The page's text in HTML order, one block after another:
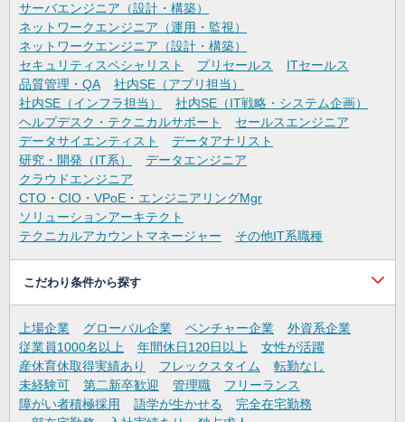
サーバエンジニア（設計・構築）
ネットワークエンジニア（運用・監視）
ネットワークエンジニア（設計・構築）
セキュリティスペシャリスト
プリセールス
ITセールス
品質管理・QA
社内SE（アプリ担当）
社内SE（インフラ担当）
社内SE（IT戦略・システム企画）
ヘルプデスク・テクニカルサポート
セールスエンジニア
データサイエンティスト
データアナリスト
研究・開発（IT系）
データエンジニア
クラウドエンジニア
CTO・CIO・VPoE・エンジニアリングMgr
ソリューションアーキテクト
テクニカルアカウントマネージャー
その他IT系職種
こだわり条件から探す
上場企業 グローバル企業 ベンチャー企業
外資系企業
従業員1000名以上
年間休日120日以上
女性が活躍
産休育休取得実績あり
フレックスタイム
転勤なし
未経験可
第二新卒歓迎 管理職
フリーランス
障がい者積極採用
語学が生かせる
完全在宅勤務